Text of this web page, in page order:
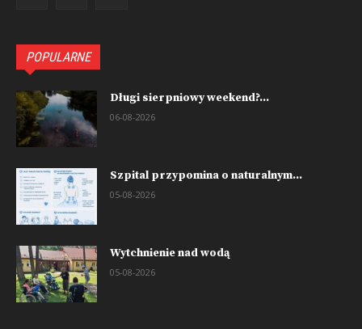
POPULARNE
Długi sierpniowy weekend?...
06-08-2026
Szpital przypomina o naturalnym...
05-08-2026
Wytchnienie nad wodą
05-08-2026